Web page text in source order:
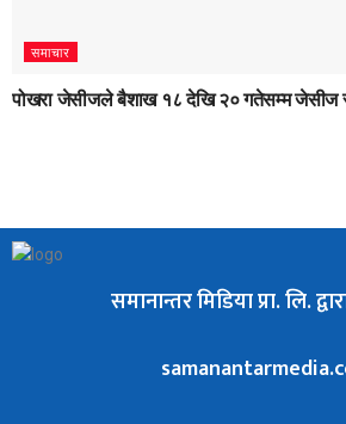
समाचार
पोखरा जेसीजले बैशाख १८ देखि २० गतेसम्म जेसीज
समानान्तर मिडिया प्रा. लि.